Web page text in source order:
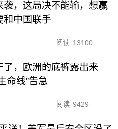
袭，这局决不能输，想赢
和中国联手
阅读 13100
了，欧洲的底裤露出来
命线”告急
阅读 9429